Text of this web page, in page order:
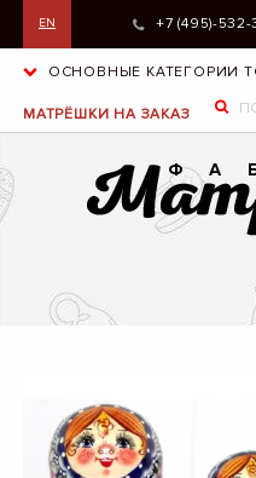
EN +7 (495)-532-
ОСНОВНЫЕ КАТЕГОРИИ
МАТРЁШКИ НА ЗАКАЗ